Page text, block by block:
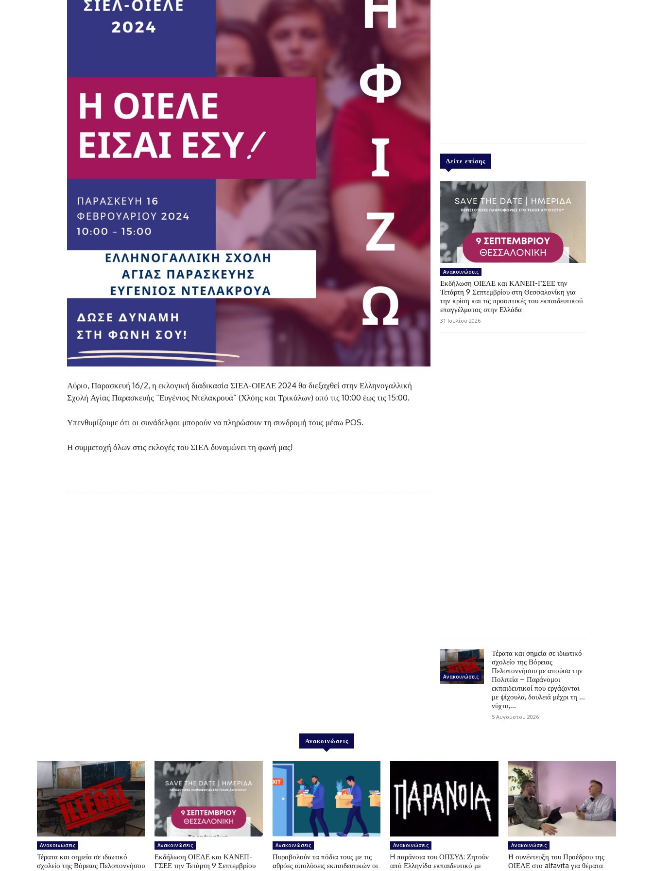
Αύριο, Παρασκευή 16/2, η εκλογική διαδικασία ΣΙΕΛ-ΟΙΕΛΕ 2024 θα διεξαχθεί στην Ελληνογαλλική
Σχολή Αγίας Παρασκευής “Ευγένιος Ντελακρουά” (Χλόης και Τρικάλων) από τις 10:00 έως τις 15:00.
Υπενθυμίζουμε ότι οι συνάδελφοι μπορούν να πληρώσουν τη συνδρομή τους μέσω POS.
Η συμμετοχή όλων στις εκλογές του ΣΙΕΛ δυναμώνει τη φωνή μας!
Δείτε επίσης
Ανακοινώσεις
Εκδήλωση ΟΙΕΛΕ και ΚΑΝΕΠ-ΓΣΕΕ την
Τετάρτη 9 Σεπτεμβρίου στη Θεσσαλονίκη για
την κρίση και τις προοπτικές του εκπαιδευτικού
επαγγέλματος στην Ελλάδα
31 Ιουλίου 2026
Ανακοινώσεις
Τέρατα και σημεία σε ιδιωτικό
σχολείο της Βόρειας
Πελοποννήσου με απούσα την
Πολιτεία – Παράνομοι
εκπαιδευτικοί που εργάζονται
με ψίχουλα, δουλειά μέχρι τη …
νύχτα,...
5 Αυγούστου 2026
Ανακοινώσεις
Ανακοινώσεις
Τέρατα και σημεία σε ιδιωτικό
σχολείο της Βόρειας Πελοποννήσου
Ανακοινώσεις
Εκδήλωση ΟΙΕΛΕ και ΚΑΝΕΠ-
ΓΣΕΕ την Τετάρτη 9 Σεπτεμβρίου
Ανακοινώσεις
Πυροβολούν τα πόδια τους με τις
αθρόες απολύσεις εκπαιδευτικών οι
Ανακοινώσεις
H παράνοια του ΟΠΣΥΔ: Ζητούν
από Ελληνίδα εκπαιδευτικό με
Ανακοινώσεις
Η συνέντευξη του Προέδρου της
ΟΙΕΛΕ στο alfavita για θέματα